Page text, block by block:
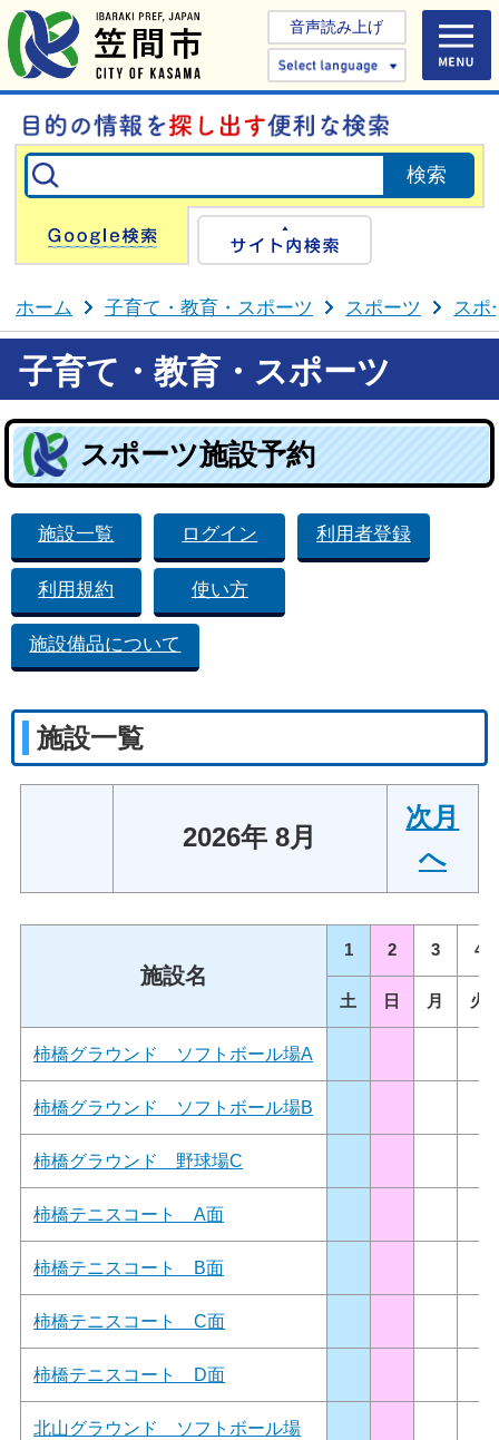
音声読み上げ
Select
Google検索
ホーム 子育て・教育・スポーツ スポーツ スポ
子育て・教育・スポーツ
スポーツ施設予約
施設一覧 ログイン 利用者登録
利用規約 使い方
施設備品について
施設一覧
2026年 8月
次月
へ
施設名
1 2 3 4
土 日 月 火
柿橋グラウンド ソフトボール場A
柿橋グラウンド ソフトボール場B
柿橋グラウンド 野球場C
柿橋テニスコート A面
柿橋テニスコート B面
柿橋テニスコート C面
柿橋テニスコート D面
北山グラウンド ソフトボール場